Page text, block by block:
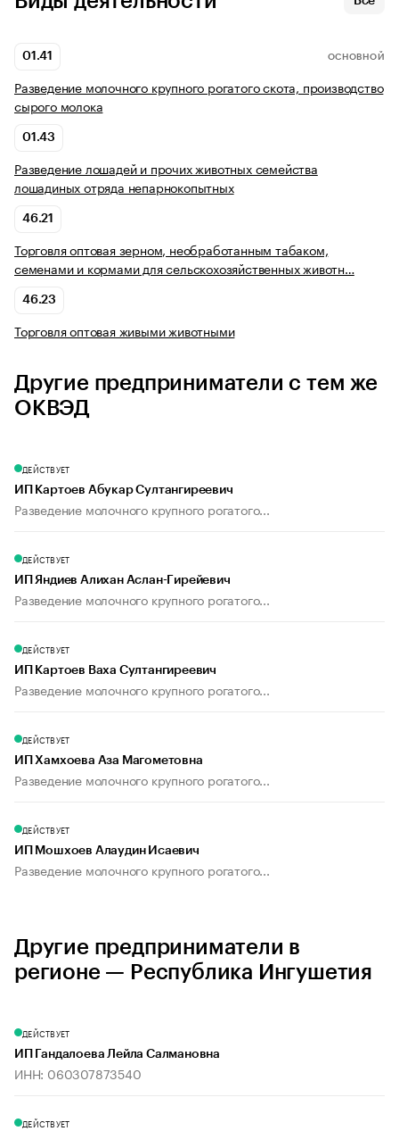
01.41 ОСНОВНОЙ
Разведение молочного крупного рогатого скота, производство
сырого молока
01.43
Разведение лошадей и прочих животных семейства
лошадиных отряда непарнокопытных
46.21
Торговля оптовая зерном, необработанным табаком,
семенами и кормами для сельскохозяйственных животн…
46.23
Торговля оптовая живыми животными
Другие предприниматели с тем же
ОКВЭД
ДЕЙСТВУЕТ
ИП Картоев Абукар Султангиреевич
Разведение молочного крупного рогатого...
ДЕЙСТВУЕТ
ИП Яндиев Алихан Аслан-Гирейевич
Разведение молочного крупного рогатого...
ДЕЙСТВУЕТ
ИП Картоев Ваха Султангиреевич
Разведение молочного крупного рогатого...
ДЕЙСТВУЕТ
ИП Хамхоева Аза Магометовна
Разведение молочного крупного рогатого...
ДЕЙСТВУЕТ
ИП Мошхоев Алаудин Исаевич
Разведение молочного крупного рогатого...
Другие предприниматели в
регионе — Республика Ингушетия
ДЕЙСТВУЕТ
ИП Гандалоева Лейла Салмановна
ИНН: 060307873540
ДЕЙСТВУЕТ